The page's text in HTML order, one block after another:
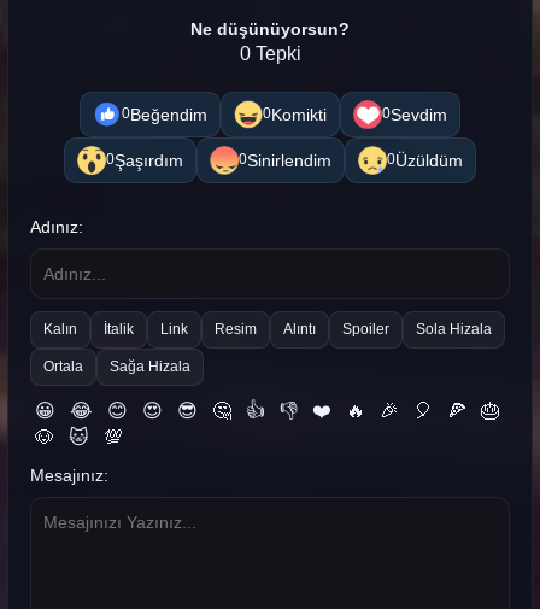
Ne düşünüyorsun?
0 Tepki
0Beğendim 0Komikti 0Sevdim
0Şaşırdım 0Sinirlendim 0Üzüldüm
Adınız:
Kalın İtalik Link Resim Alıntı Spoiler Sola Hizala
Ortala Sağa Hizala
😀 😂 😊 😍 😎 🤔 👍 👎 ❤️ 🔥 🎉 🎈 🍕
🎂
🐶
🐱 💯
Mesajınız: